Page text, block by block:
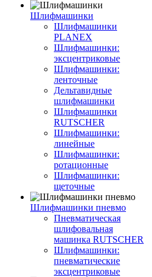
Шлифмашинки
Шлифмашинки
PLANEX
Шлифмашинки:
эксцентриковые
Шлифмашинки:
ленточные
Дельтавидные
шлифмашинки
Шлифмашинки
RUTSCHER
Шлифмашинки:
линейные
Шлифмашинки:
ротационные
Шлифмашинки:
щеточные
Шлифмашинки пневмо
Пневматическая
шлифовальная
машинка RUTSCHER
Шлифмашинки:
пневматические
эксцентриковые